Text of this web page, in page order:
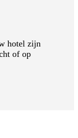
hotel zijn
of op